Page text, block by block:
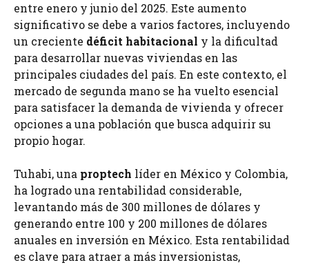
entre enero y junio del 2025. Este aumento
significativo se debe a varios factores, incluyendo
un creciente déficit habitacional y la dificultad
para desarrollar nuevas viviendas en las
principales ciudades del país. En este contexto, el
mercado de segunda mano se ha vuelto esencial
para satisfacer la demanda de vivienda y ofrecer
opciones a una población que busca adquirir su
propio hogar.
Tuhabi, una proptech líder en México y Colombia,
ha logrado una rentabilidad considerable,
levantando más de 300 millones de dólares y
generando entre 100 y 200 millones de dólares
anuales en inversión en México. Esta rentabilidad
es clave para atraer a más inversionistas,